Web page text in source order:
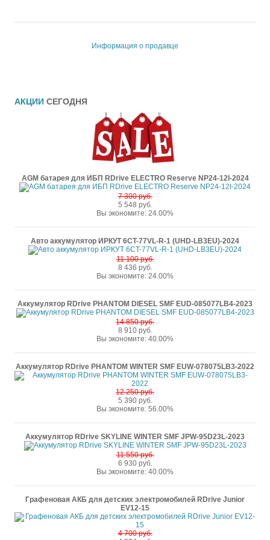
Информация о продавце
АКЦИИ СЕГОДНЯ
AGM батарея для ИБП RDrive ELECTRO Reserve NP24-12I-2024
7 300 руб.
5 548 руб.
Вы экономите: 24.00%
Авто аккумулятор ИРКУТ 6CT-77VL-R-1 (UHD-LB3EU)-2024
11 100 руб.
8 436 руб.
Вы экономите: 24.00%
Аккумулятор RDrive PHANTOM DIESEL SMF EUD-085077LB4-2023
14 850 руб.
8 910 руб.
Вы экономите: 40.00%
Аккумулятор RDrive PHANTOM WINTER SMF EUW-078075LB3-2022
12 250 руб.
5 390 руб.
Вы экономите: 56.00%
Аккумулятор RDrive SKYLINE WINTER SMF JPW-95D23L-2023
11 550 руб.
6 930 руб.
Вы экономите: 40.00%
Графеновая АКБ для детских электромобилей RDrive Junior
EV12-15
4 700 руб.